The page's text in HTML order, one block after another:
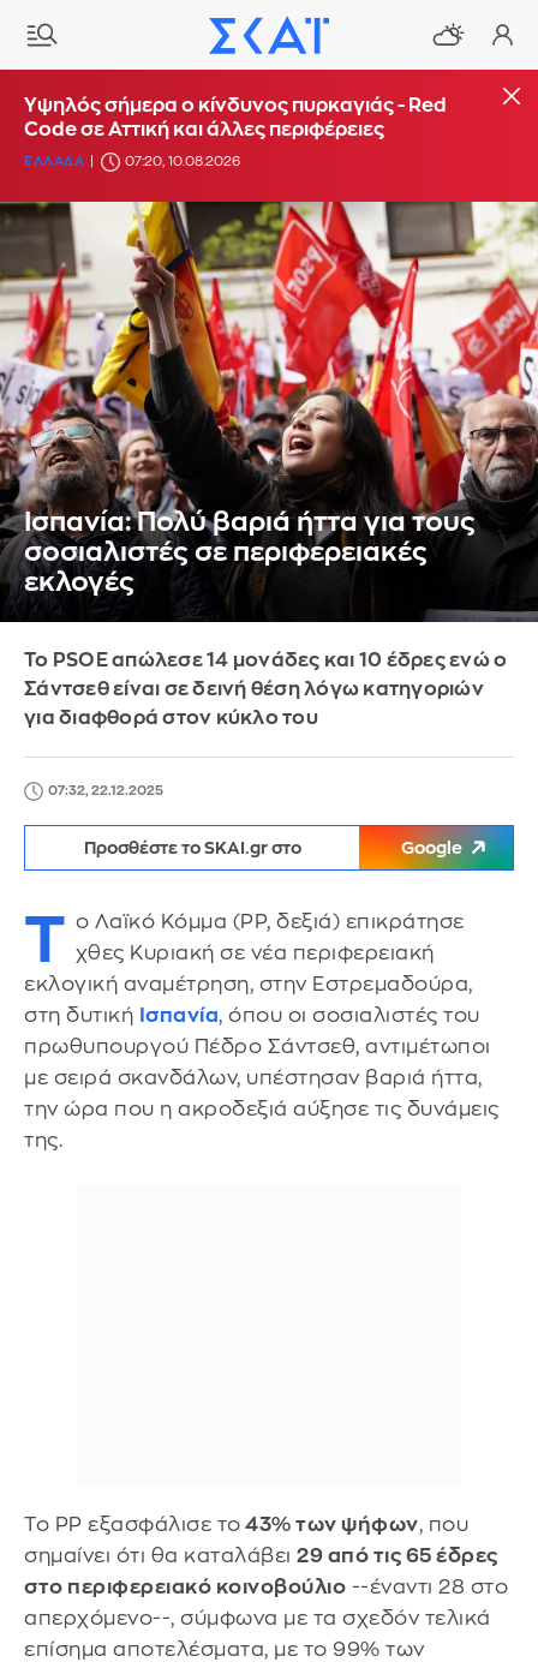
Υψηλός σήμερα ο κίνδυνος πυρκαγιάς - Red
Code σε Αττική και άλλες περιφέρειες
ΕΛΛΑΔΑ 07:20, 10.08.2026
Ισπανία: Πολύ βαριά ήττα για τους
σοσιαλιστές σε περιφερειακές
εκλογές
Το PSOE απώλεσε 14 μονάδες και 10 έδρες ενώ ο
Σάντσεθ είναι σε δεινή θέση λόγω κατηγοριών
για διαφθορά στον κύκλο του
07:32, 22.12.2025
Προσθέστε το SKAI.gr στο Google
Τ ο Λαϊκό Κόμμα (PP, δεξιά) επικράτησε
χθες Κυριακή σε νέα περιφερειακή
εκλογική αναμέτρηση, στην Εστρεμαδούρα,
στη δυτική Ισπανία, όπου οι σοσιαλιστές του
πρωθυπουργού Πέδρο Σάντσεθ, αντιμέτωποι
με σειρά σκανδάλων, υπέστησαν βαριά ήττα,
την ώρα που η ακροδεξιά αύξησε τις δυνάμεις
της.
Το PP εξασφάλισε το 43% των ψήφων, που
σημαίνει ότι θα καταλάβει 29 από τις 65 έδρες
στο περιφερειακό κοινοβούλιο --έναντι 28 στο
απερχόμενο--, σύμφωνα με τα σχεδόν τελικά
επίσημα αποτελέσματα, με το 99% των